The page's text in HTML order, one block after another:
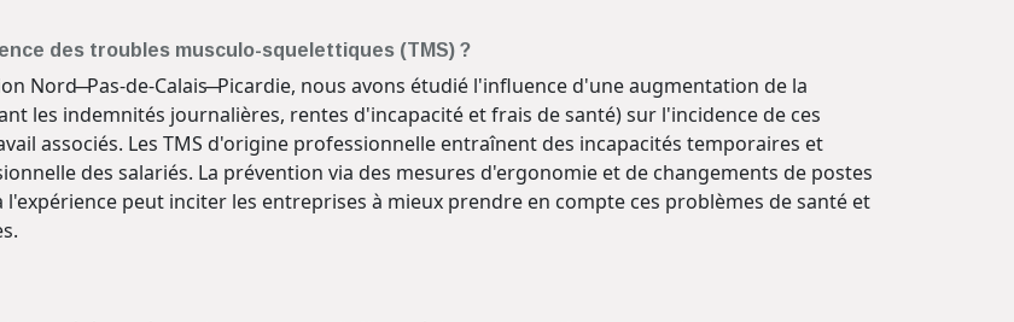
des troubles musculo-squelettiques (TMS) ?
Nord ̶ Pas-de-Calais ̶ Picardie, nous avons étudié l'influence d'une augmentation de la
les indemnités journalières, rentes d'incapacité et frais de santé) sur l'incidence de ces
associés. Les TMS d'origine professionnelle entraînent des incapacités temporaires et
des salariés. La prévention via des mesures d'ergonomie et de changements de postes
peut inciter les entreprises à mieux prendre en compte ces problèmes de santé et